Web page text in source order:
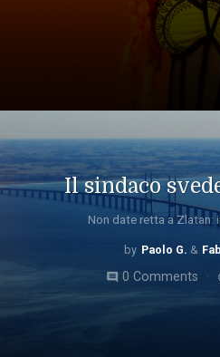
Il sindaco
Non date retta a Zlatan:
Paolo G.
comment0 Comments